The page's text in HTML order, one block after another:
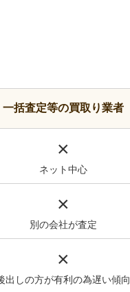
一括査定等の買取り業者
×
ネット中心
×
別の会社が査定
×
出しの方が有利の為遅い傾向